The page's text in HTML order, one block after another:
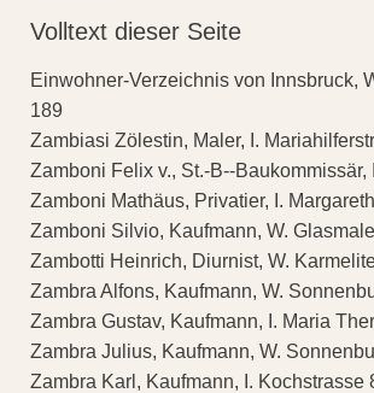
Volltext dieser Seite
Einwohner-Verzeichnis von Innsbruck,
189
Zambiasi Zölestin, Maler, I.
Zamboni Felix v., St.-B--Baukommissär,
Zamboni Mathäus, Privatier, I.
Zamboni Silvio, Kaufmann, W.
Zambotti Heinrich, Diurnist, W.
Zambra Alfons, Kaufmann, W.
Zambra Gustav, Kaufmann, I. Maria
Zambra Julius, Kaufmann, W.
Zambra Karl, Kaufmann, I. Kochstrasse